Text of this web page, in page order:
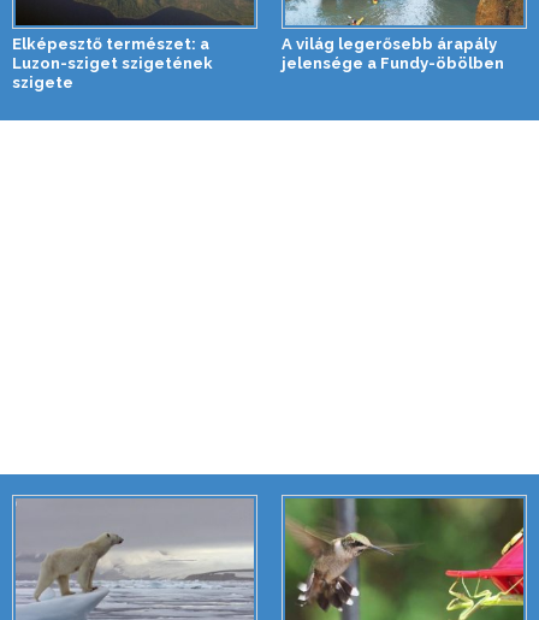
Elképesztő természet: a
Luzon-sziget szigetének
szigete
A világ legerősebb árapály
jelensége a Fundy-öbölben